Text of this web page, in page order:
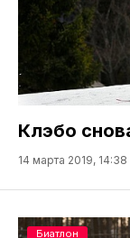
Клэбо
14 марта 2019, 14:38
Биатлон